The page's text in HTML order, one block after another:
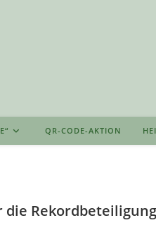
QR-CODE-AKTION
die Rekordbeteiligung